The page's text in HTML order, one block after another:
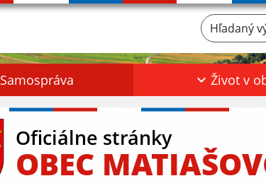
Hľadaný
Samospráva Život v
Oficiálne stránky
OBEC